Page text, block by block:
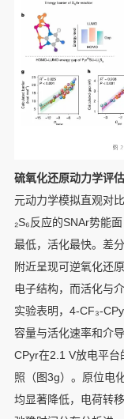
硫氧化还原动力学评估
元动力学模拟直观对
₂S₆反应的SNAr势能
最低，活化最快。差
附近呈现可逆氧化还
电子结构，而活化与
实验表明，4-CF₃-
容量与活化速率和介
CPyr在2.1 V放电平
照（图3g）。原位电
均显著降低，电荷转